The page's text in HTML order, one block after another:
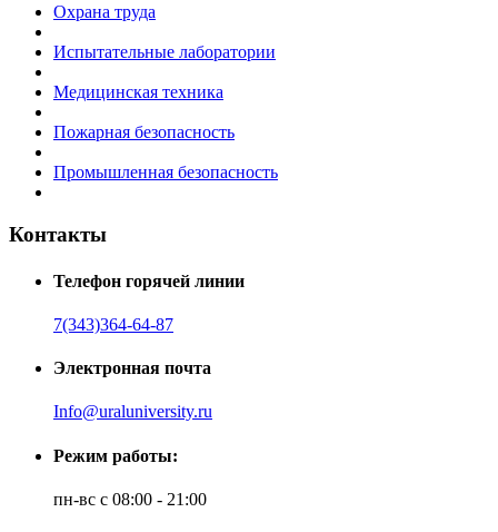
Охрана труда
Испытательные лаборатории
Медицинская техника
Пожарная безопасность
Промышленная безопасность
Контакты
Телефон горячей линии
7(343)364-64-87
Электронная почта
Info@uraluniversity.ru
Режим работы:
пн-вс с 08:00 - 21:00